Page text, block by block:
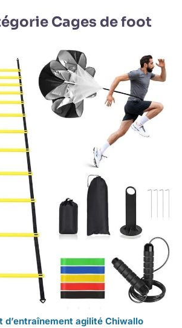
Cages de foot
d’entraînement agilité Chiwallo